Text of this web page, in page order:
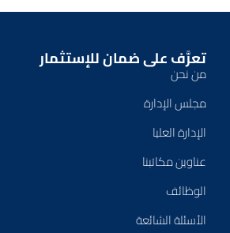
تعرَّف على ضمان للإستثمار
من نحن
مجلس الإدارة
الإدارة العليا
عناوين مكاتبنا
الوظائف
الأسئلة الشائعة